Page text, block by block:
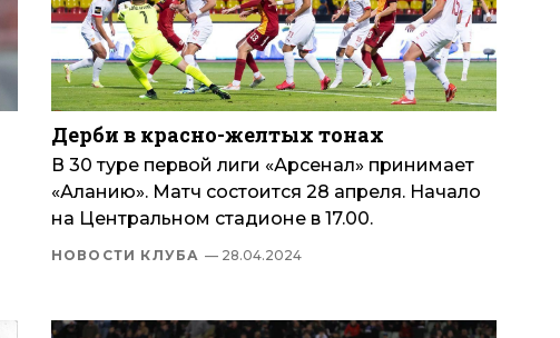
Дерби в красно-желтых тонах
В 30 туре первой лиги «Арсенал» принимает
«Аланию». Матч состоится 28 апреля. Начало
на Центральном стадионе в 17.00.
НОВОСТИ КЛУБА — 28.04.2024